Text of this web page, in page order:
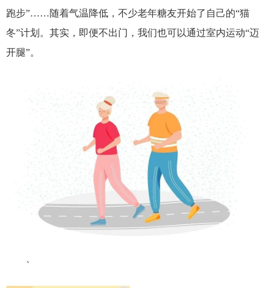
跑步”……随着气温降低，不少老年糖友开始了自己的“猫
冬”计划。其实，即便不出门，我们也可以通过室内运动“迈
开腿”。